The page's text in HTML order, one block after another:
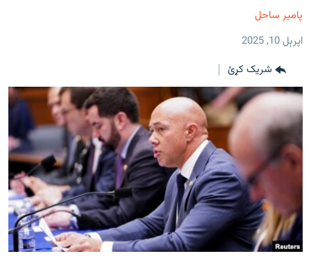
شئ
عمومي
کورپاڼې
ته
لاړ
شئ
ته
ورشئ
بلوچستان
نړۍ
ځانګړې مرکې، شننې
انځور او ویډیو
اوونیزې خپرونې
Gandhara
موږ وڅارئ
پامیر ساحل
اپرېل 10, 2025
شریک کړئ